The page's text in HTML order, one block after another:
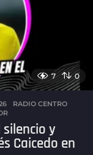
7 0
,RADIO CENTRO
silencio y
Caicedo en